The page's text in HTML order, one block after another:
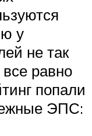
у
не так
равно
попали
ЭПС: